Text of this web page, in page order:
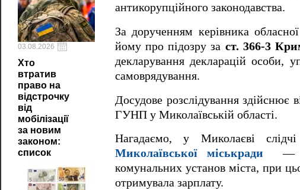
03.08.2026
Хто
втратив
право на
відстрочку
від
мобілізації
за новим
законом:
список
антикорупційного законодавства.
За дорученням керівника
йому про підозру за ст. 366-3
декларування декларацій особи,
самоврядування.
Досудове розслідування здійснює
ГУНП у Миколаївській області.
Нагадаємо, у Миколаєві
Миколаївської міськради — її
комунальних установ міста, при
отримувала зарплату.